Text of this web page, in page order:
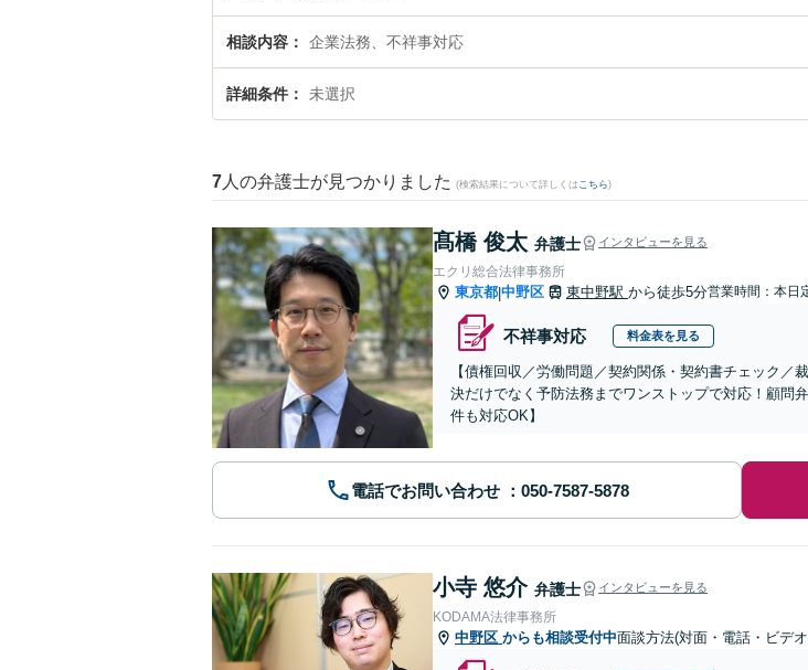
相談内容 企業法務、不祥事対応
詳細条件 未選択
7 人の弁護士が見つかりました (検索結果について詳しくは こちら)
髙橋 俊太 弁護士 インタビューを見る
エクリ総合法律事務所
東京都|中野区 東中野駅 から徒歩5分営業時間：本日
不祥事対応 料金表を見る
【債権回収／労働問題／契約関係・契約書チェック
決だけでなく予防法務までワンストップで対応！顧問
件も対応OK】
電話でお問い合わせ
小寺 悠介 弁護士 インタビューを見る
KODAMA法律事務所
中野区 からも相談受付中面談方法(対面・電話・ビデ